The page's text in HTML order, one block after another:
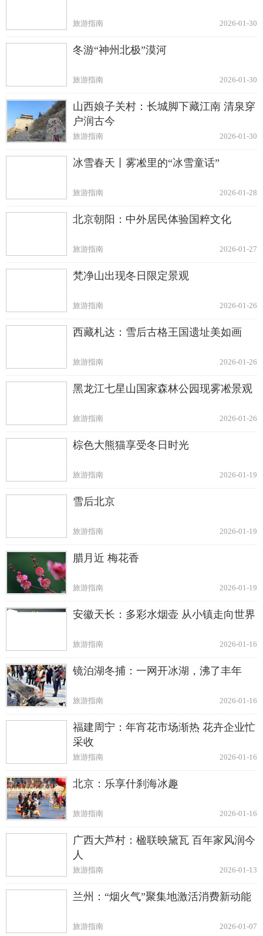
2026-01-30
旅游指南
冬游“神州北极”漠河
2026-01-30
旅游指南
山西娘子关村：长城脚下藏江南 清泉穿
户润古今
2026-01-30
旅游指南
冰雪春天丨雾凇里的“冰雪童话”
2026-01-28
旅游指南
北京朝阳：中外居民体验国粹文化
2026-01-27
旅游指南
梵净山出现冬日限定景观
2026-01-26
旅游指南
西藏札达：雪后古格王国遗址美如画
2026-01-26
旅游指南
黑龙江七星山国家森林公园现雾凇景观
2026-01-26
旅游指南
棕色大熊猫享受冬日时光
2026-01-19
旅游指南
雪后北京
2026-01-19
旅游指南
腊月近 梅花香
2026-01-19
旅游指南
安徽天长：多彩水烟壶 从小镇走向世界
2026-01-16
旅游指南
镜泊湖冬捕：一网开冰湖，沸了丰年
2026-01-16
旅游指南
福建周宁：年宵花市场渐热 花卉企业忙
采收
2026-01-16
旅游指南
北京：乐享什刹海冰趣
2026-01-16
旅游指南
广西大芦村：楹联映黛瓦 百年家风润今
人
2026-01-13
旅游指南
兰州：“烟火气”聚集地激活消费新动能
2026-01-07
旅游指南